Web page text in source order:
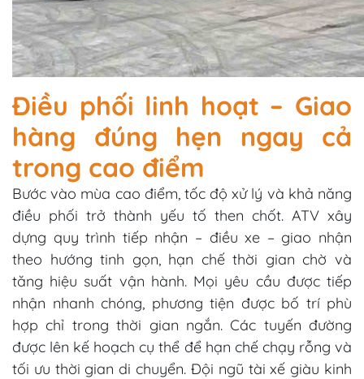
Điều phối linh hoạt – Giao
hàng đúng hẹn ngay cả
trong cao điểm
Bước vào mùa cao điểm, tốc độ xử lý và khả năng
điều phối trở thành yếu tố then chốt. ATV xây
dựng quy trình tiếp nhận – điều xe – giao nhận
theo hướng tinh gọn, hạn chế thời gian chờ và
tăng hiệu suất vận hành. Mọi yêu cầu được tiếp
nhận nhanh chóng, phương tiện được bố trí phù
hợp chỉ trong thời gian ngắn. Các tuyến đường
được lên kế hoạch cụ thể để hạn chế chạy rỗng và
tối ưu thời gian di chuyển. Đội ngũ tài xế giàu kinh